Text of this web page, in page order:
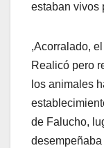
estaban vivos
,Acorralado,
Realicó pero
los animales
de Falucho,